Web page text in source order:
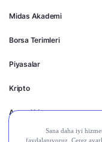
Midas Akademi
Borsa Terimleri
Piyasalar
Kripto
Ayrıcalıklar